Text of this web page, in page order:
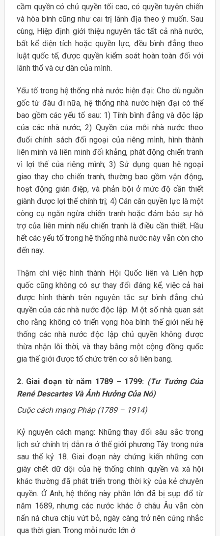
cầm quyền có chủ quyền tối cao, có quyền tuyên chiến
và hòa bình cũng như cai trị lãnh địa theo ý muốn. Sau
cùng, Hiệp định giới thiệu nguyên tắc tất cả nhà nước,
bất kể diện tích hoặc quyền lực, đều bình đẳng theo
luật quốc tế, được quyền kiểm soát hoàn toàn đối với
lãnh thổ và cư dân của mình.
Yếu tố trong hệ thống nhà nước hiện đại: Cho dù nguồn
gốc từ đâu đi nữa, hệ thống nhà nước hiện đại có thể
bao gồm các yếu tố sau: 1) Tính bình đẳng và độc lập
của các nhà nước; 2) Quyền của mỗi nhà nước theo
đuổi chính sách đối ngoại của riêng mình, hình thành
liên minh và liên minh đối khảng, phát động chiến tranh
vì lợi thế của riêng mình; 3) Sử dụng quan hệ ngoại
giao thay cho chiến tranh, thường bao gồm vận động,
hoạt động gián điệp, và phản bội ở mức độ cần thiết
giành được lợi thế chính trị; 4) Cán cân quyền lực là một
công cụ ngăn ngừa chiến tranh hoặc đảm bảo sự hỗ
trợ của liên minh nếu chiến tranh là điều cần thiết. Hầu
hết các yếu tố trong hệ thống nhà nước này vẫn còn cho
đến nay.
Thậm chí việc hình thành Hội Quốc liên và Liên hợp
quốc cũng không có sự thay đổi đáng kể, việc cả hai
được hình thành trên nguyên tắc sự bình đẳng chủ
quyền của các nhà nước độc lập. M ột số nhà quan sát
cho rằng không có triển vọng hòa bình thế giới nếu hệ
thống các nhà nước độc lập chủ quyền không được
thừa nhận lỗi thời, và thay bằng một cộng đồng quốc
gia thế giới được tổ chức trên cơ sở liên bang.
2. Giai đoạn từ năm 1789 – 1799: (Tư Tưởng Của
René Descartes Và Ảnh Hưởng Của Nó)
Cuộc cách mạng Pháp (1789 – 1914)
Kỷ nguyên cách mạng: Những thay đổi sâu sắc trong
lịch sử chính trị dẫn ra ở thế giới phương Tây trong nửa
sau thế kỷ 18. Giai đoạn này chứng kiến những cơn
giãy chết dữ dội của hệ thống chính quyền và xã hội
khác thường đã phát triển trong thời kỳ của kẻ chuyên
quyền. Ở Anh, hệ thống này phần lớn đã bị sụp đổ từ
năm 1689, nhưng các nước khác ở châu Âu vẫn còn
nấn ná chưa chịu vứt bỏ, ngày càng trở nên cứng nhắc
qua thời gian. Trong mỗi nước lớn ở